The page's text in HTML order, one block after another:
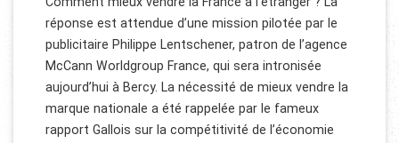
réponse est attendue d’une mission pilotée par le
publicitaire Philippe Lentschener, patron de l’agence
McCann Worldgroup France, qui sera intronisée
aujourd’hui à Bercy. La nécessité de mieux vendre la
marque nationale a été rappelée par le fameux
rapport Gallois sur la compétitivité de l’économie